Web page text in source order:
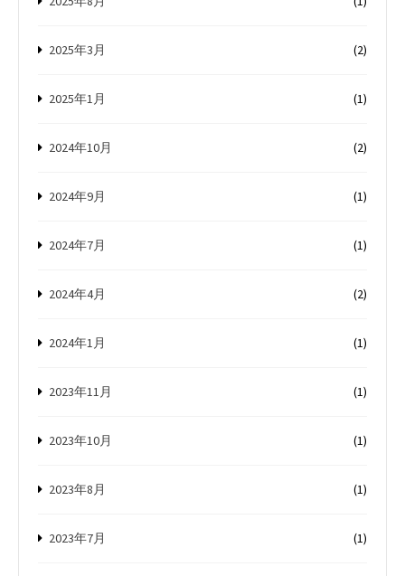
2025年3月 (2)
2025年1月 (1)
2024年10月 (2)
2024年9月 (1)
2024年7月 (1)
2024年4月 (2)
2024年1月 (1)
2023年11月 (1)
2023年10月 (1)
2023年8月 (1)
2023年7月 (1)